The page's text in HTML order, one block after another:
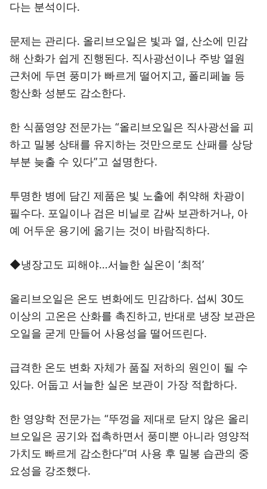
다는 분석이다.
문제는 관리다. 올리브오일은 빛과 열, 산소에 민감
해 산화가 쉽게 진행된다. 직사광선이나 주방 열원
근처에 두면 풍미가 빠르게 떨어지고, 폴리페놀 등
항산화 성분도 감소한다.
한 식품영양 전문가는 “올리브오일은 직사광선을 피
하고 밀봉 상태를 유지하는 것만으로도 산패를 상당
부분 늦출 수 있다”고 설명한다.
투명한 병에 담긴 제품은 빛 노출에 취약해 차광이
필수다. 포일이나 검은 비닐로 감싸 보관하거나, 아
예 어두운 용기에 옮기는 것이 바람직하다.
◆냉장고도 피해야…서늘한 실온이 ‘최적’
올리브오일은 온도 변화에도 민감하다. 섭씨 30도
이상의 고온은 산화를 촉진하고, 반대로 냉장 보관은
오일을 굳게 만들어 사용성을 떨어뜨린다.
급격한 온도 변화 자체가 품질 저하의 원인이 될 수
있다. 어둡고 서늘한 실온 보관이 가장 적합하다.
한 영양학 전문가는 “뚜껑을 제대로 닫지 않은 올리
브오일은 공기와 접촉하면서 풍미뿐 아니라 영양적
가치도 빠르게 감소한다”며 사용 후 밀봉 습관의 중
요성을 강조했다.